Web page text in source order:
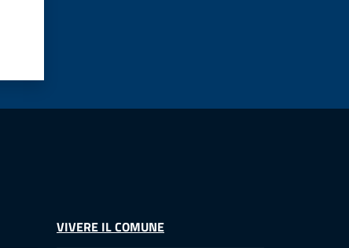
VIVERE IL COMUNE